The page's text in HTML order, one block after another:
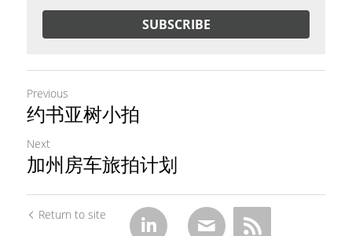
SUBSCRIBE
Previous
约书亚树小拍
Next
加州房车旅拍计划
Return to site